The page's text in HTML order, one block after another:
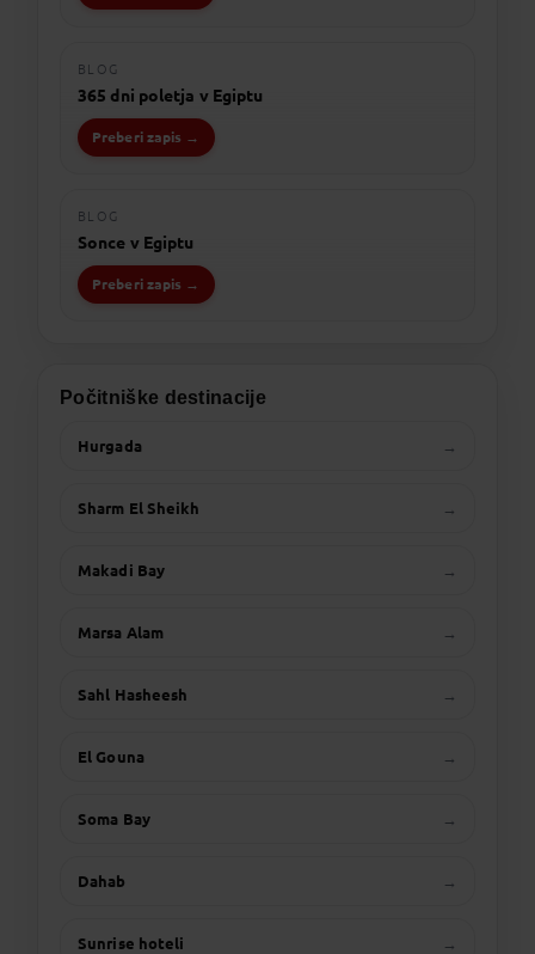
BLOG
365 dni poletja v Egiptu
Preberi zapis →
BLOG
Sonce v Egiptu
Preberi zapis →
Počitniške destinacije
Hurgada →
Sharm El Sheikh →
Makadi Bay →
Marsa Alam →
Sahl Hasheesh →
El Gouna →
Soma Bay →
Dahab →
Sunrise hoteli →